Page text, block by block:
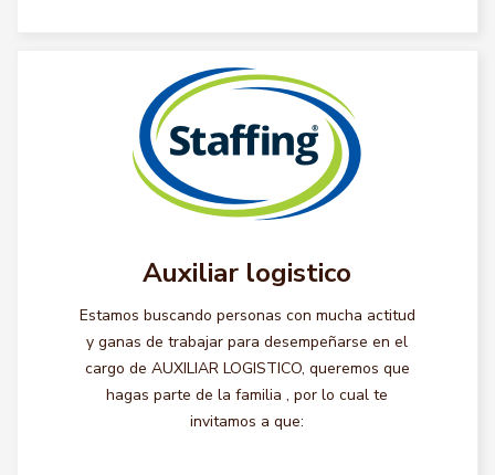
Auxiliar logistico
Estamos buscando personas con mucha actitud
y ganas de trabajar para desempeñarse en el
cargo de AUXILIAR LOGISTICO, queremos que
hagas parte de la familia , por lo cual te
invitamos a que: